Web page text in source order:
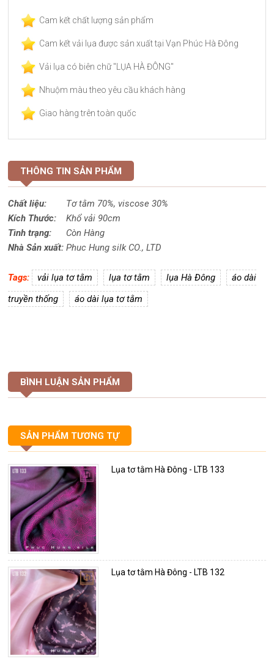
Cam kết chất lượng sản phẩm
Cam kết vải lụa được sản xuất tại Vạn Phúc Hà Đông
Vải lụa có biên chữ "LỤA HÀ ĐÔNG"
Nhuộm màu theo yêu cầu khách hàng
Giao hàng trên toàn quốc
THÔNG TIN SẢN PHẨM
Chất liệu: Tơ tằm 70%, viscose30%
Kích Thước: Khổ vải 90cm
Tình trạng: Còn Hàng
Nhà Sản xuất: Phuc Hung silk CO., LTD
Tags: vải lụa tơ tằm lụa tơ tằm lụa Hà Đông
áo dài
truyền thống
áo dài lụa tơ tằm
BÌNH LUẬN SẢN PHẨM
SẢN PHẨM TƯƠNG TỰ
Lụa tơ tằm Hà Đông - LTB 133
Lụa tơ tằm Hà Đông - LTB 132